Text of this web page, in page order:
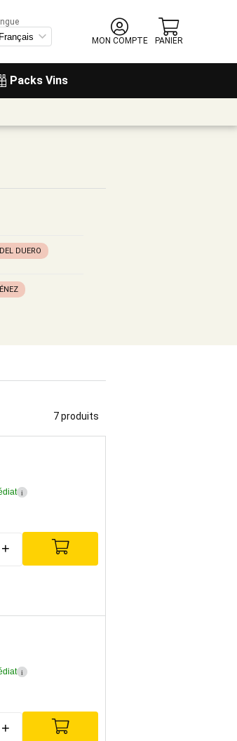
Packs Vins
MON COMPTE
PANIER
DUERO
7 produits
i
+
i
+